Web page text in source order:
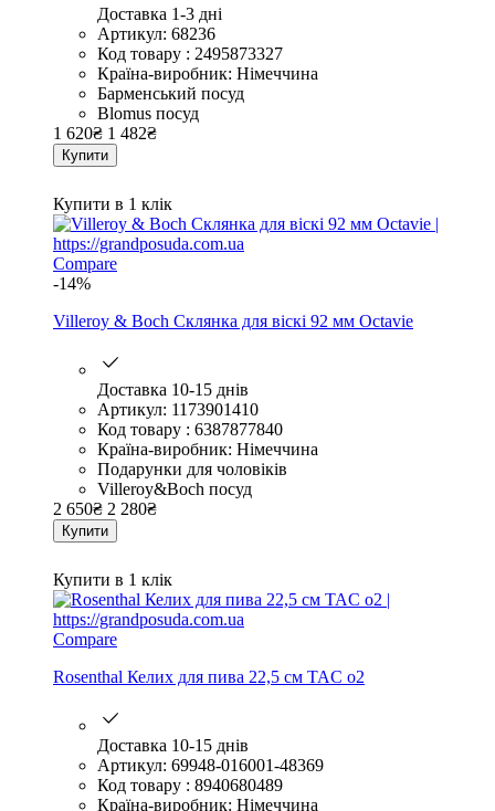
Доставка 1-3 дні
Артикул: 68236
Код товару : 2495873327
Країна-виробник: Німеччина
Барменський посуд
Blomus посуд
1 620₴ 1 482₴
Купити
Купити в 1 клік
Compare
-14%
Villeroy & Boch Склянка для віскі 92 мм Octavie
Доставка 10-15 днів
Артикул: 1173901410
Код товару : 6387877840
Країна-виробник: Німеччина
Подарунки для чоловіків
Villeroy&Boch посуд
2 650₴ 2 280₴
Купити
Купити в 1 клік
Compare
Rosenthal Келих для пива 22,5 см TAC o2
Доставка 10-15 днів
Артикул: 69948-016001-48369
Код товару : 8940680489
Країна-виробник: Німеччина